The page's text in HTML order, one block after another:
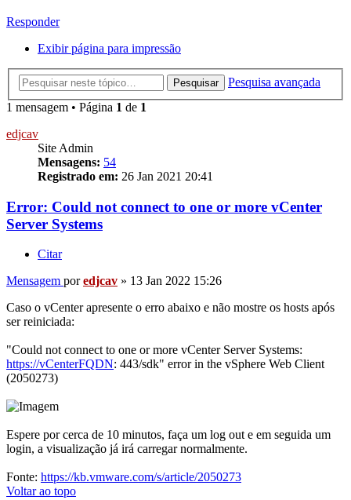
Responder
Exibir página para impressão
Pesquisar
Pesquisa avançada
1 mensagem • Página 1 de 1
edjcav
Site Admin
Mensagens: 54
Registrado em: 26 Jan 2021 20:41
Error: Could not connect to one or more vCenter
Server Systems
Citar
Mensagem poredjcav » 13 Jan 2022 15:26
Caso o vCenter apresente o erro abaixo e não mostre os hosts após
ser reiniciada:
"Could not connect to one or more vCenter Server Systems:
https://vCenterFQDN: 443/sdk" error in the vSphere Web Client
(2050273)
Espere por cerca de 10 minutos, faça um log out e em seguida um
login, a visualização já irá carregar normalmente.
Fonte: https://kb.vmware.com/s/article/2050273
Voltar ao topo